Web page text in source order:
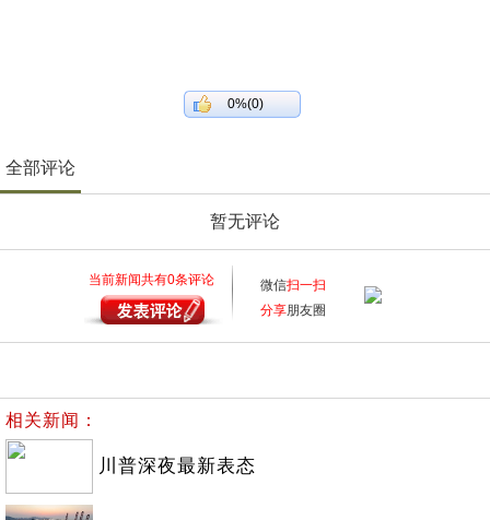
0%(0)
全部评论
暂无评论
当前新闻共有0条评论 微信扫一扫
分享朋友圈
相关新闻：
川普深夜最新表态